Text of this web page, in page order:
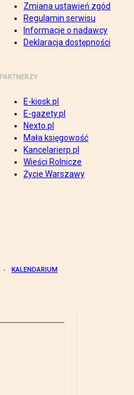
Zmiana ustawień zgód
Regulamin serwisu
Informacje o nadawcy
Deklaracja dostępności
PARTNERZY
E-kiosk.pl
E-gazety.pl
Nexto.pl
Mała księgowość
Kancelarierp.pl
Wieści Rolnicze
Życie Warszawy
KALENDARIUM